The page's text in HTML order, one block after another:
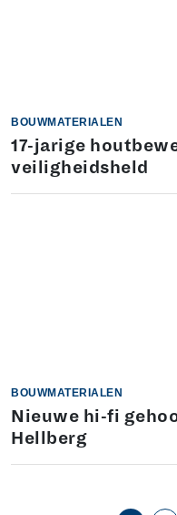
BOUWMATERIALEN
17-jarige
veiligheidsheld
BOUWMATERIALEN
Nieuwe hi-fi
Hellberg